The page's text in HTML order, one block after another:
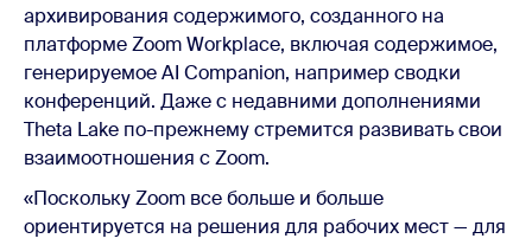
архивирования содержимого, созданного на
платформе Zoom Workplace, включая содержимое,
генерируемое AI Companion, например сводки
конференций. Даже с недавними дополнениями
Theta Lake по-прежнему стремится развивать свои
взаимоотношения с Zoom.
«Поскольку Zoom все больше и больше
ориентируется на решения для рабочих мест — для